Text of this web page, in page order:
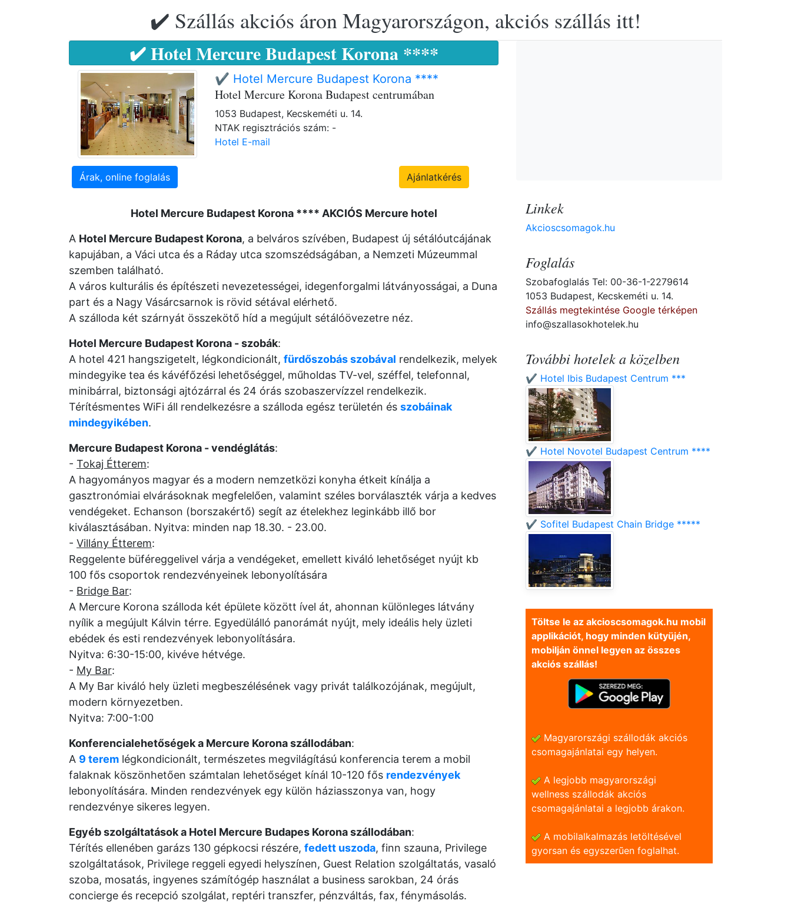
✔️ Szállás akciós áron Magyarországon, akciós szállás itt!
✔️ Hotel Mercure Budapest Korona ****
✔️ Hotel Mercure Budapest Korona ****
Hotel Mercure Korona Budapest centrumában
1053 Budapest, Kecskeméti u. 14.
NTAK regisztrációs szám: -
Hotel E-mail
Árak, online foglalás Ajánlatkérés
Hotel Mercure Budapest Korona **** AKCIÓS Mercure hotel
A Hotel Mercure Budapest Korona, a belváros szívében, Budapest új sétálóutcájának
kapujában, a Váci utca és a Ráday utca szomszédságában, a Nemzeti Múzeummal
szemben található.
A város kulturális és építészeti nevezetességei, idegenforgalmi látványosságai, a Duna
part és a Nagy Vásárcsarnok is rövid sétával elérhető.
A szálloda két szárnyát összekötő híd a megújult sétálóövezetre néz.
Hotel Mercure Budapest Korona - szobák:
A hotel 421 hangszigetelt, légkondicionált, fürdőszobás szobával rendelkezik, melyek
mindegyike tea és kávéfőzési lehetőséggel, műholdas TV-vel, széffel, telefonnal,
minibárral, biztonsági ajtózárral és 24 órás szobaszervízzel rendelkezik.
Térítésmentes WiFi áll rendelkezésre a szálloda egész területén és szobáinak
mindegyikében.
Mercure Budapest Korona - vendéglátás:
- Tokaj Étterem:
A hagyományos magyar és a modern nemzetközi konyha étkeit kínálja a
gasztronómiai elvárásoknak megfelelően, valamint széles borválaszték várja a kedves
vendégeket. Echanson (borszakértő) segít az ételekhez leginkább illő bor
kiválasztásában. Nyitva: minden nap 18.30. - 23.00.
- Villány Étterem:
Reggelente büféreggelivel várja a vendégeket, emellett kiváló lehetőséget nyújt kb
100 fős csoportok rendezvényeinek lebonyolítására
- Bridge Bar:
A Mercure Korona szálloda két épülete között ível át, ahonnan különleges látvány
nyílik a megújult Kálvin térre. Egyedülálló panorámát nyújt, mely ideális hely üzleti
ebédek és esti rendezvények lebonyolítására.
Nyitva: 6:30-15:00, kivéve hétvége.
- My Bar:
A My Bar kiváló hely üzleti megbeszélésének vagy privát találkozójának, megújult,
modern környezetben.
Nyitva: 7:00-1:00
Konferencialehetőségek a Mercure Korona szállodában:
A 9 terem légkondicionált, természetes megvilágítású konferencia terem a mobil
falaknak köszönhetően számtalan lehetőséget kínál 10-120 fős rendezvények
lebonyolítására. Minden rendezvények egy külön háziasszonya van, hogy
rendezvénye sikeres legyen.
Egyéb szolgáltatások a Hotel Mercure Budapes Korona szállodában:
Térítés ellenében garázs 130 gépkocsi részére, fedett uszoda, finn szauna, Privilege
szolgáltatások, Privilege reggeli egyedi helyszínen, Guest Relation szolgáltatás, vasaló
szoba, mosatás, ingyenes számítógép használat a business sarokban, 24 órás
concierge és recepció szolgálat, reptéri transzfer, pénzváltás, fax, fénymásolás.
Linkek
Akcioscsomagok.hu
Foglalás
Szobafoglalás Tel: 00-36-1-2279614
1053 Budapest, Kecskeméti u. 14.
Szállás megtekintése Google térképen
info@szallasokhotelek.hu
További hotelek a közelben
✔️ Hotel Ibis Budapest Centrum ***
✔️ Hotel Novotel Budapest Centrum ****
✔️ Sofitel Budapest Chain Bridge *****
Töltse le az akcioscsomagok.hu mobil
applikációt, hogy minden kütyüjén,
mobilján önnel legyen az összes
akciós szállás!
Magyarországi szállodák akciós
csomagajánlatai egy helyen.
A legjobb magyarországi
wellness szállodák akciós
csomagajánlatai a legjobb árakon.
A mobilalkalmazás letöltésével
gyorsan és egyszerũen foglalhat.